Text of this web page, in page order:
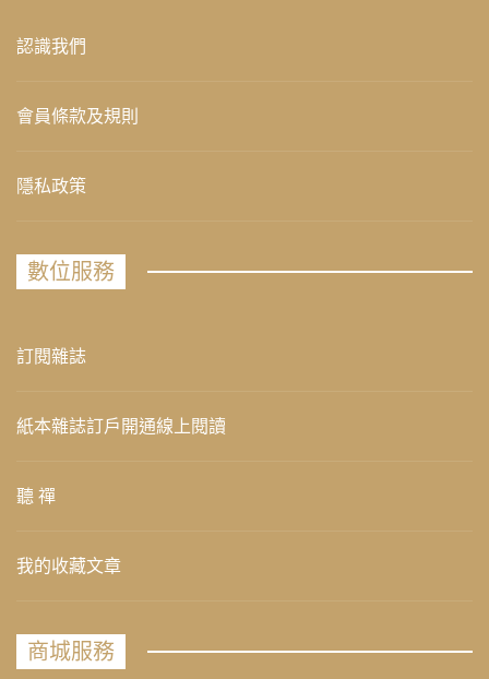
認識我們
會員條款及規則
隱私政策
數位服務
訂閱雜誌
紙本雜誌訂戶開通線上閱讀
聽 禪
我的收藏文章
商城服務